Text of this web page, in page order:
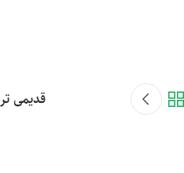
قدیمی تر